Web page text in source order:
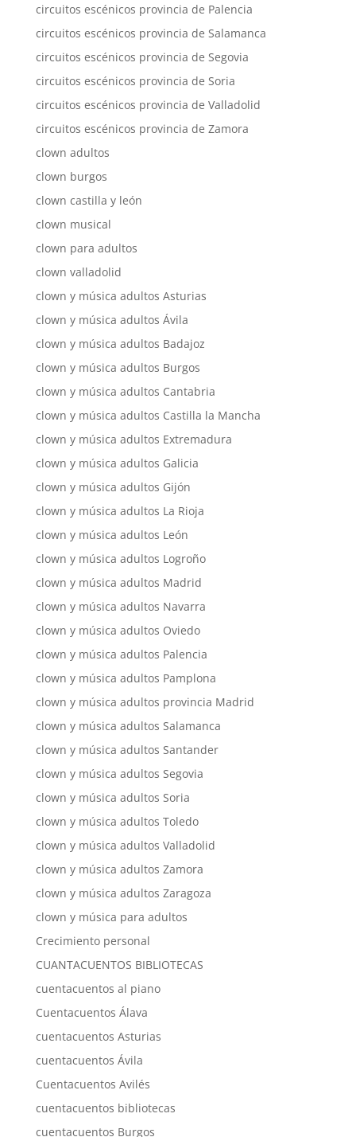
circuitos escénicos provincia de Palencia
circuitos escénicos provincia de Salamanca
circuitos escénicos provincia de Segovia
circuitos escénicos provincia de Soria
circuitos escénicos provincia de Valladolid
circuitos escénicos provincia de Zamora
clown adultos
clown burgos
clown castilla y león
clown musical
clown para adultos
clown valladolid
clown y música adultos Asturias
clown y música adultos Ávila
clown y música adultos Badajoz
clown y música adultos Burgos
clown y música adultos Cantabria
clown y música adultos Castilla la Mancha
clown y música adultos Extremadura
clown y música adultos Galicia
clown y música adultos Gijón
clown y música adultos La Rioja
clown y música adultos León
clown y música adultos Logroño
clown y música adultos Madrid
clown y música adultos Navarra
clown y música adultos Oviedo
clown y música adultos Palencia
clown y música adultos Pamplona
clown y música adultos provincia Madrid
clown y música adultos Salamanca
clown y música adultos Santander
clown y música adultos Segovia
clown y música adultos Soria
clown y música adultos Toledo
clown y música adultos Valladolid
clown y música adultos Zamora
clown y música adultos Zaragoza
clown y música para adultos
Crecimiento personal
CUANTACUENTOS BIBLIOTECAS
cuentacuentos al piano
Cuentacuentos Álava
cuentacuentos Asturias
cuentacuentos Ávila
Cuentacuentos Avilés
cuentacuentos bibliotecas
cuentacuentos Burgos